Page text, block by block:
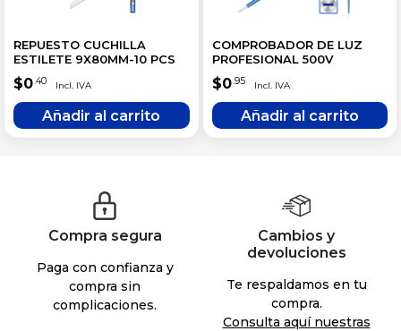
REPUESTO CUCHILLA
ESTILETE 9X80MM-10 PCS
$0.40
COMPROBADOR DE LUZ
PROFESIONAL 500V
$0.95
Compra segura
Paga con confianza y
compra sin
complicaciones.
Cambios y
devoluciones
Te respaldamos en tu
compra.
Consulta aquí nuestras